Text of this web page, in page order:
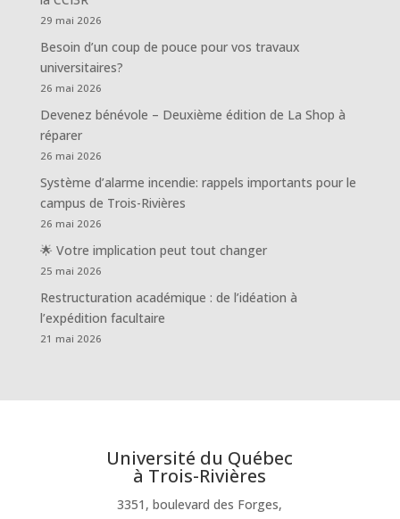
29 mai 2026
Besoin d’un coup de pouce pour vos travaux
universitaires?
26 mai 2026
Devenez bénévole – Deuxième édition de La Shop à
réparer
26 mai 2026
Système d’alarme incendie: rappels importants pour le
campus de Trois-Rivières
26 mai 2026
🌟 Votre implication peut tout changer
25 mai 2026
Restructuration académique : de l’idéation à
l’expédition facultaire
21 mai 2026
Université du Québec
à Trois-Rivières
3351, boulevard des Forges,